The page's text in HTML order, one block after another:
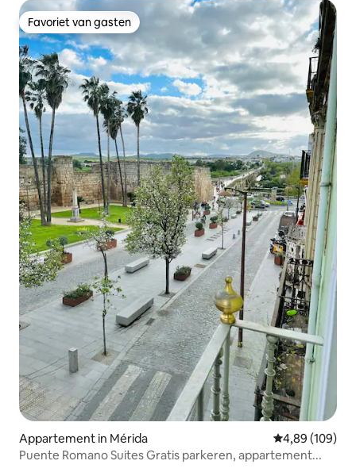
Favoriet van gasten
Favoriet van gasten
Appartement in Mérida Gemiddelde
4,89 (109)
Puente Romano Suites Gratis parkeren, appartement...